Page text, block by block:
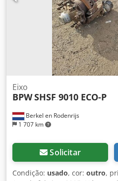
Berkel en Rodenrijs
1 707 km
Eixo
BPWSHSF 9010 ECO-P
Solicitar
Condição: usado, cor: outro,